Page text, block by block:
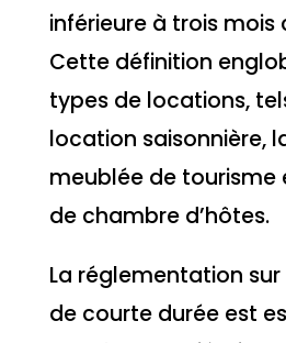
inférieure à trois mois
Cette définition
types de locations,
location saisonnière,
meublée de tourisme
de chambre d’hôtes.
La réglementation
de courte durée est